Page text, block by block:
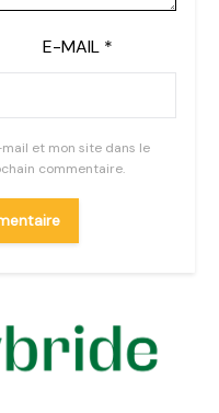
E-MAIL *
et mon site dans le
commentaire.